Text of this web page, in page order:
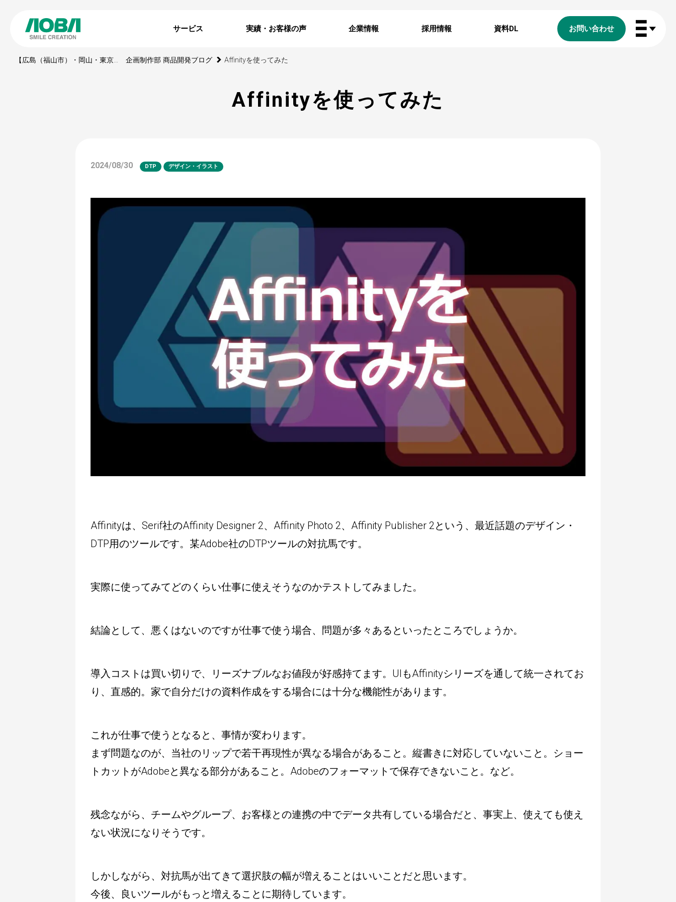
サービス 実績・お客様の声 企業情報 採用情報 資料DL お問い合わせ
【広島（福山市）・岡山・東京】印刷・WEBサイト・動画・展示ブース・ノベルティの制作会社 企画制作部 商品開発ブログ Affinityを使ってみた
Affinityを使ってみた
2024/08/30 DTP デザイン・イラスト
Affinityは、Serif社のAffinity Designer 2、Affinity Photo 2、Affinity Publisher 2という、最近話題のデザイン・
DTP用のツールです。某Adobe社のDTPツールの対抗馬です。
実際に使ってみてどのくらい仕事に使えそうなのかテストしてみました。
結論として、悪くはないのですが仕事で使う場合、問題が多々あるといったところでしょうか。
導入コストは買い切りで、リーズナブルなお値段が好感持てます。UIもAffinityシリーズを通して統一されてお
り、直感的。家で自分だけの資料作成をする場合には十分な機能性があります。
これが仕事で使うとなると、事情が変わります。
まず問題なのが、当社のリップで若干再現性が異なる場合があること。縦書きに対応していないこと。ショー
トカットがAdobeと異なる部分があること。Adobeのフォーマットで保存できないこと。など。
残念ながら、チームやグループ、お客様との連携の中でデータ共有している場合だと、事実上、使えても使え
ない状況になりそうです。
しかしながら、対抗馬が出てきて選択肢の幅が増えることはいいことだと思います。
今後、良いツールがもっと増えることに期待しています。